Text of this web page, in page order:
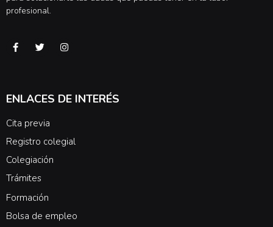
profesional.
ENLACES DE INTERÉS
Cita previa
Registro colegial
Colegiación
Trámites
Formación
Bolsa de empleo